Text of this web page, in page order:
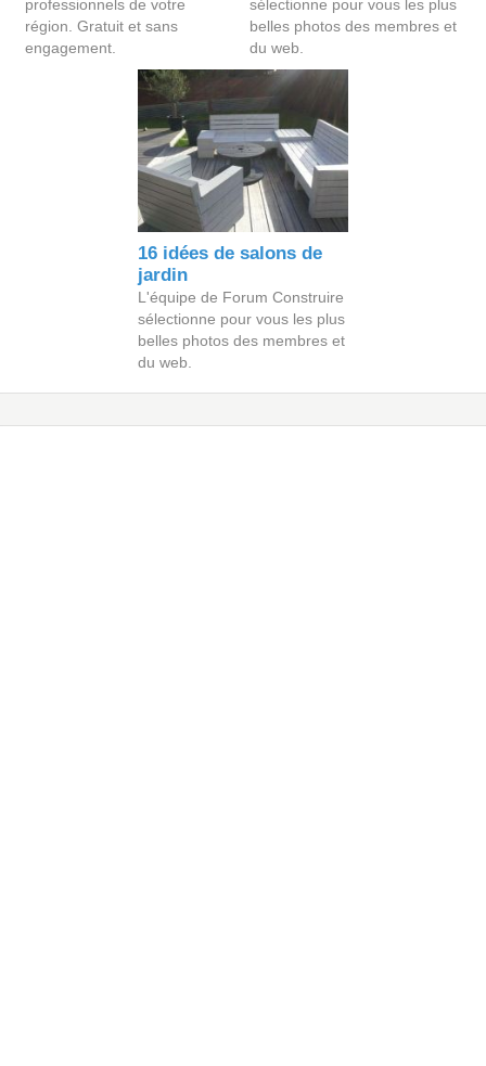
professionnels de votre
région. Gratuit et sans
engagement.
sélectionne pour vous les plus
belles photos des membres et
du web.
16 idées de salons de
jardin
L'équipe de Forum Construire
sélectionne pour vous les plus
belles photos des membres et
du web.